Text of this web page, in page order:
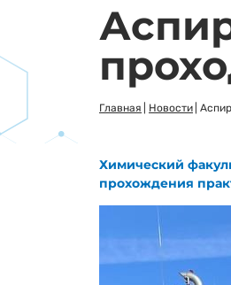
Главная Новости
Химический
прохождения